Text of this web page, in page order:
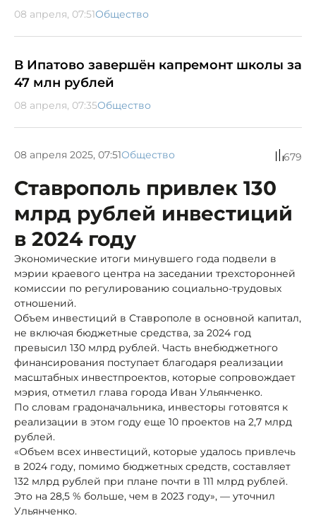
08 апреля, 07:51Общество
В Ипатово завершён капремонт школы за
47 млн рублей
08 апреля, 07:35Общество
08 апреля 2025, 07:51Общество 679
Ставрополь привлек 130
млрд рублей инвестиций
в 2024 году
Экономические итоги минувшего года подвели в
мэрии краевого центра на заседании трехсторонней
комиссии по регулированию социально-трудовых
отношений.
Объем инвестиций в Ставрополе в основной капитал,
не включая бюджетные средства, за 2024 год
превысил 130 млрд рублей. Часть внебюджетного
финансирования поступает благодаря реализации
масштабных инвестпроектов, которые сопровождает
мэрия, отметил глава города Иван Ульянченко.
По словам градоначальника, инвесторы готовятся к
реализации в этом году еще 10 проектов на 2,7 млрд
рублей.
«Объем всех инвестиций, которые удалось привлечь
в 2024 году, помимо бюджетных средств, составляет
132 млрд рублей при плане почти в 111 млрд рублей.
Это на 28,5 % больше, чем в 2023 году», — уточнил
Ульянченко.